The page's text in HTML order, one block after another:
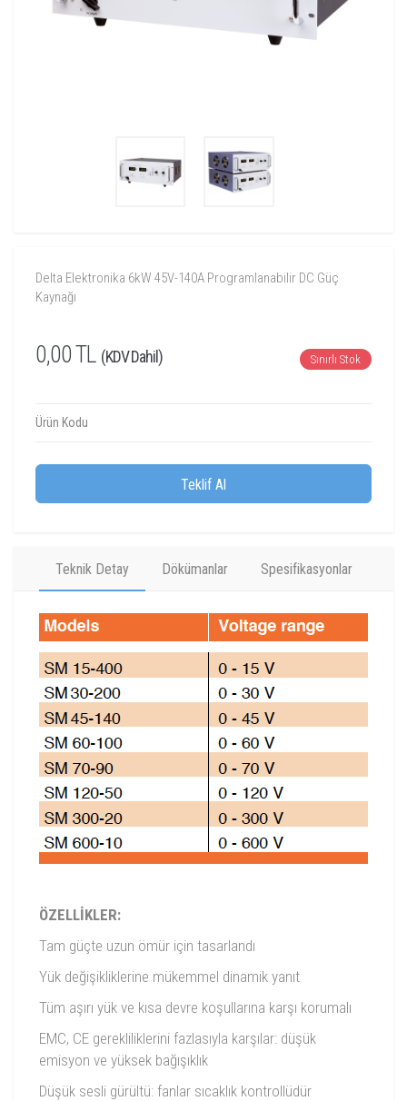
Delta Elektronika 6kW 45V-140A Programlanabilir DC Güç
Kaynağı
0,00 TL (KDV Dahil) Sınırlı Stok
Ürün Kodu
Teklif Al
Teknik Detay Dökümanlar Spesifikasyonlar
ÖZELLİKLER:
Tam güçte uzun ömür için tasarlandı
Yük değişikliklerine mükemmel dinamik yanıt
Tüm aşırı yük ve kısa devre koşullarına karşı korumalı
EMC, CE gerekliliklerini fazlasıyla karşılar: düşük
emisyon ve yüksek bağışıklık
Düşük sesli gürültü: fanlar sıcaklık kontrollüdür